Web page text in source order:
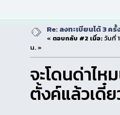
Re: ลงทะเบียนได้ 3 ค
« ตอบกลับ #2 เมื่อ:วันที่
น. »
จะโดนด่าไห
ตั้งค์แล้วเดี๋